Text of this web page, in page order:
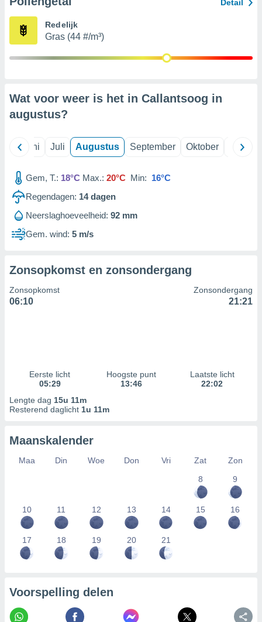
partners
Detail
Redelijk
Gras (44 #/m³)
Wat voor weer is het in Callantsoog in
augustus?
Juni Juli Augustus September Oktober
Gem, T.: 18°C Max.: 20°C Min: 16°C
Regendagen: 14dagen
Neerslaghoeveelheid: 92 mm
Gem. wind: 5 m/s
Zonsopkomst en zonsondergang
Zonsopkomst
06:10
Zonsondergang
21:21
Eerste licht
05:29
Hoogste punt
13:46
Laatste licht
22:02
Lengte dag 15u 11m
Resterend daglicht 1u 11m
Maanskalender
Maa Din Woe Don Vri Zat
Zon
8
9
10 11 12 13 14 15 16
17 18 19 20 21
Voorspelling delen